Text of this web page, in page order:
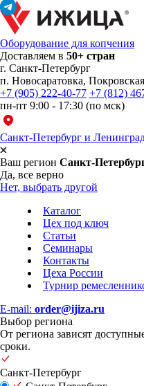
Санкт-Петербург и
Ваш регион Санкт-
Да, все верно
Нет, выбрать другой
Оборудование для копчения
Доставляем в 50+ стран
г. Санкт-Петербург
п. Новосаратовка,
+7 (905) 222-40-77 +7 (812)
пн-пт 9:00 - 17:30 (по мск)
Каталог
Цех под ключ
Статьи
Семинары
Контакты
Цеха России
Турнир
E-mail: order@ijiza.ru
Выбор региона
От региона зависят
сроки.
Санкт-Петербург